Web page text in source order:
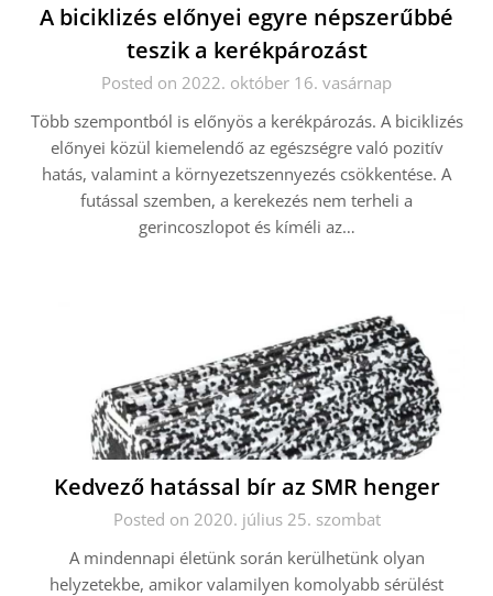
A biciklizés előnyei egyre népszerűbbé
teszik a kerékpározást
Posted on 2022. október 16. vasárnap
Több szempontból is előnyös a kerékpározás. A biciklizés
előnyei közül kiemelendő az egészségre való pozitív
hatás, valamint a környezetszennyezés csökkentése. A
futással szemben, a kerekezés nem terheli a
gerincoszlopot és kíméli az…
Kedvező hatással bír az SMR henger
Posted on 2020. július 25. szombat
A mindennapi életünk során kerülhetünk olyan
helyzetekbe, amikor valamilyen komolyabb sérülést